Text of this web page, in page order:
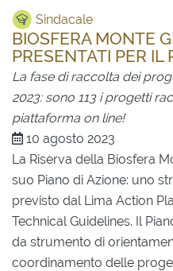
Sindacale
BIOSFERA MONTE
PRESENTATI PER IL
La fase di raccolta dei
2023: sono 113 i progetti
piattaforma on line!
10 agosto 2023
La Riserva della Biosfera
suo Piano di Azione: uno
previsto dal Lima Action
Technical Guidelines. Il
da strumento di
coordinamento delle